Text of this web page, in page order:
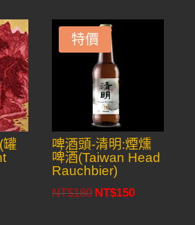
罐
特價
啤酒頭-清明:煙燻
啤酒(Taiwan Head
Rauchbier)
NT$180 Original
NT$150Current